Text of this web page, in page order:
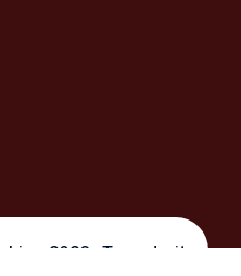
2026 . Tous droits